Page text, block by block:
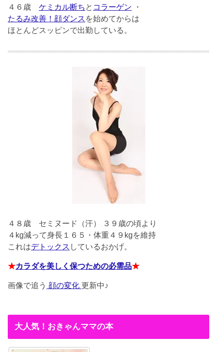
４６歳 ケミカル断ち と コラーゲン ・
たるみ改善！顔ダンス を始めてからは
ほとんどスッピンで出勤している。
４８歳 セミヌード（汗） ３９歳の頃より
４kg減って身長１６５・体重４９kgを維持
これはデトックス しているおかげ。
★カラダを美しく保つための必需品★
画像で追う 顔の変化 更新中♪
大人気！おきゃんママの本